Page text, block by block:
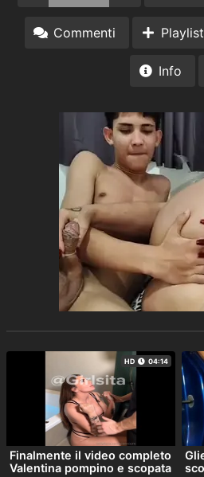
Commenti Playlist
Info
HD 04:14
Finalmente il video completo
Valentina pompino e scopata